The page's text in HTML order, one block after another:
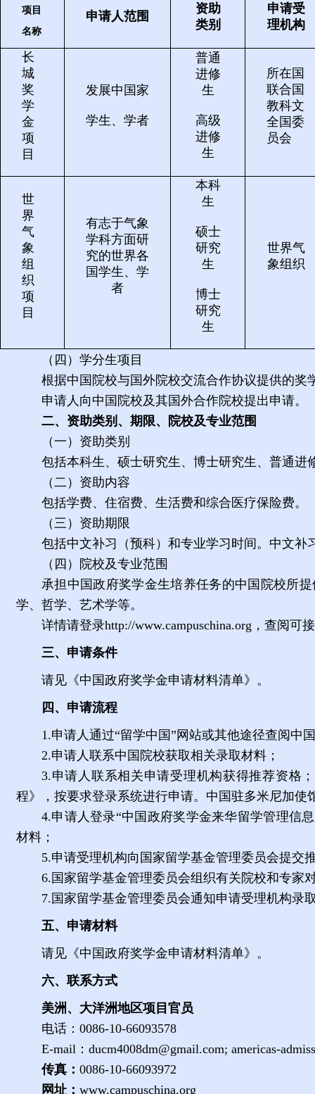
项目
名称
申请人范围
资助
类别
申请受
理机构
长
城
奖
学
金
项
目
发展中国家
学生、学者
普通
进修
生
高级
进修
生
所在国
联合国
教科文
全国委
员会
世
界
气
象
组
织
项
目
有志于气象
学科方面研
究的世界各
国学生、学
者
本科
生
硕士
研究
生
博士
研究
生
世界气
象组织
（四）学分生项目
根据中国院校与国外院校交流合作协议提供的
申请人向中国院校及其国外合作院校提出申请。
二、资助类别、期限、院校及专业范围
（一）资助类别
包括本科生、硕士研究生、博士研究生、普通进
（二）资助内容
包括学费、住宿费、生活费和综合医疗保险费。
（三）资助期限
包括中文补习（预科）和专业学习时间。中文
（四）院校及专业范围
承担中国政府奖学金生培养任务的中国院校所
学、哲学、艺术学等。
详情请登录http://www.campuschina.org ，查阅可
三、申请条件
请见《中国政府奖学金申请材料清单》。
四、申请流程
1.申请人通过“留学中国” 网站或其他途径查阅中
2.申请人联系中国院校获取相关录取材料；
3.申请人联系相关申请受理机构获得推荐资格
程》，按要求登录系统进行申请。中国驻多米尼加使
4.申请人登录“中国政府奖学金来华留学管理信
材料；
5.申请受理机构向国家留学基金管理委员会提交
6.国家留学基金管理委员会组织有关院校和专家
7.国家留学基金管理委员会通知申请受理机构录
五、申请材料
请见《中国政府奖学金申请材料清单》。
六、联系方式
美洲、大洋洲地区项目官员
电话： 0086-10-66093578
E-mail ： ducm4008dm@gmail.com; americas-
传真： 0086-10-66093972
网址： www.campuschina.org